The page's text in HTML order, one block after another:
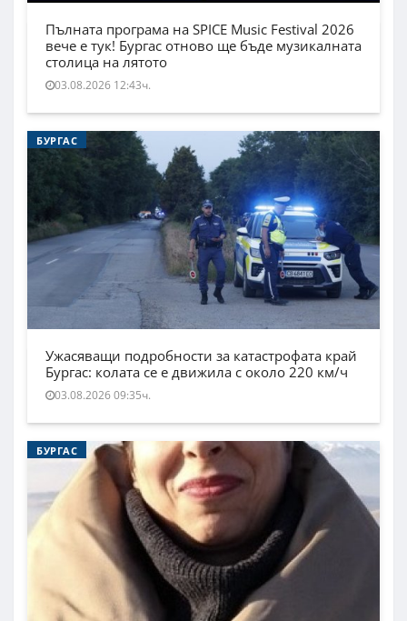
Пълната програма на SPICE Music Festival 2026
вече е тук! Бургас отново ще бъде музикалната
столица на лятото
03.08.2026 12:43ч.
БУРГАС
Ужасяващи подробности за катастрофата край
Бургас: колата се е движила с около 220 км/ч
03.08.2026 09:35ч.
БУРГАС